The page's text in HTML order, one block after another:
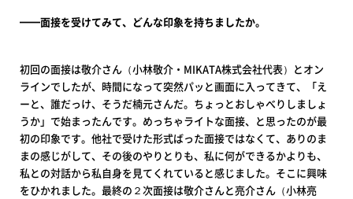
━━面接を受けてみて、どんな印象を持ちましたか。
初回の面接は敬介さん（小林敬介・MIKATA株式会社代表）とオン
ラインでしたが、時間になって突然パッと画面に入ってきて、「え
ーと、誰だっけ、そうだ楠元さんだ。ちょっとおしゃべりしましょ
うか」で始まったんです。めっちゃライトな面接、と思ったのが最
初の印象です。他社で受けた形式ばった面接ではなくて、ありのま
まの感じがして、その後のやりとりも、私に何ができるかよりも、
私との対話から私自身を見てくれていると感じました。そこに興味
をひかれました。最終の２次面接は敬介さんと亮介さん（小林亮